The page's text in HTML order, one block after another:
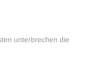
unterbrechen die